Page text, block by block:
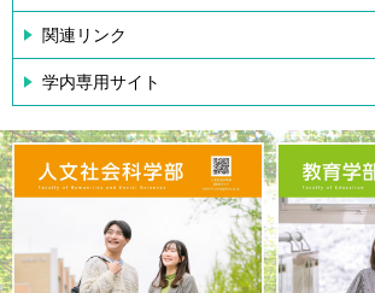
関連リンク
学内専用サイト